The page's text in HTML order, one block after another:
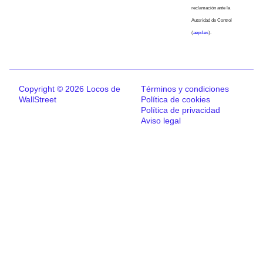
reclamación ante la
Autoridad de Control
(aepd.es).
Copyright © 2026 Locos de
WallStreet
Términos y condiciones
Política de cookies
Política de privacidad
Aviso legal